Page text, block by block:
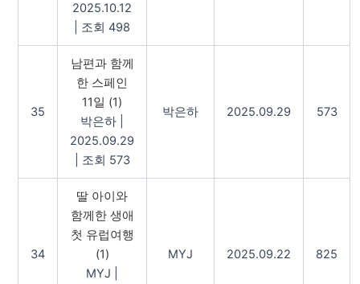
2025.10.12
조회 498
35
남편과 함께
한 스페인
11일 (1)
박은하
2025.09.29
조회 573
박은하 2025.09.29 573
34
딸 아이와
함께한 생애
첫 유럽여행
(1)
MYJ
MYJ 2025.09.22 825